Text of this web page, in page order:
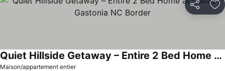
Partager
Maison/appartement entier
Quiet Hillside Getaway – Entire 2 Bed Home at Dallas / Gastonia NC Border